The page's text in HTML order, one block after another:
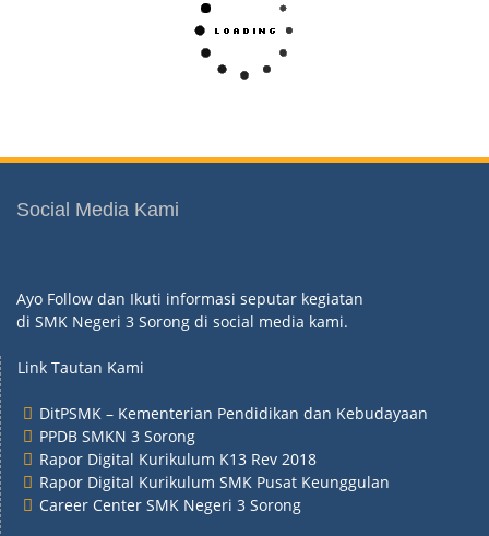
Social Media Kami
Ayo Follow dan Ikuti informasi seputar kegiatan
di SMK Negeri 3 Sorong di social media kami.
Link Tautan Kami
DitPSMK – Kementerian Pendidikan dan Kebudayaan
PPDB SMKN 3 Sorong
Rapor Digital Kurikulum K13 Rev 2018
Rapor Digital Kurikulum SMK Pusat Keunggulan
Career Center SMK Negeri 3 Sorong